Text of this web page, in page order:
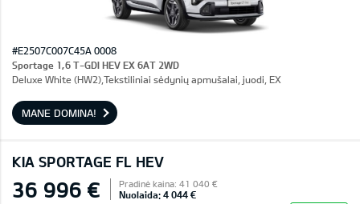
#E2507C007C45A 0008
Sportage 1,6 T-GDI HEV EX 6AT 2WD
Deluxe White (HW2),Tekstiliniai sėdynių apmušalai, juodi, EX
MANE DOMINA!
KIA SPORTAGE FL HEV
36 996 € Pradinė kaina: 41 040 €
Nuolaida: 4 044 €